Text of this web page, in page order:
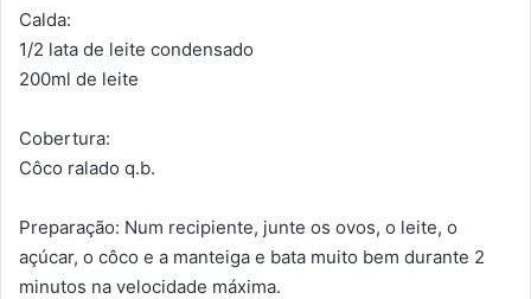
Calda:
1/2 lata de leite condensado
200ml de leite
Cobertura:
Côco ralado q.b.
Preparação: Num recipiente, junte os ovos, o leite, o
açúcar, o côco e a manteiga e bata muito bem durante 2
minutos na velocidade máxima.